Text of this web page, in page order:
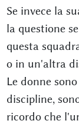
Se invece la
la questione
questa
o in un'altra
Le donne
discipline,
ricordo che